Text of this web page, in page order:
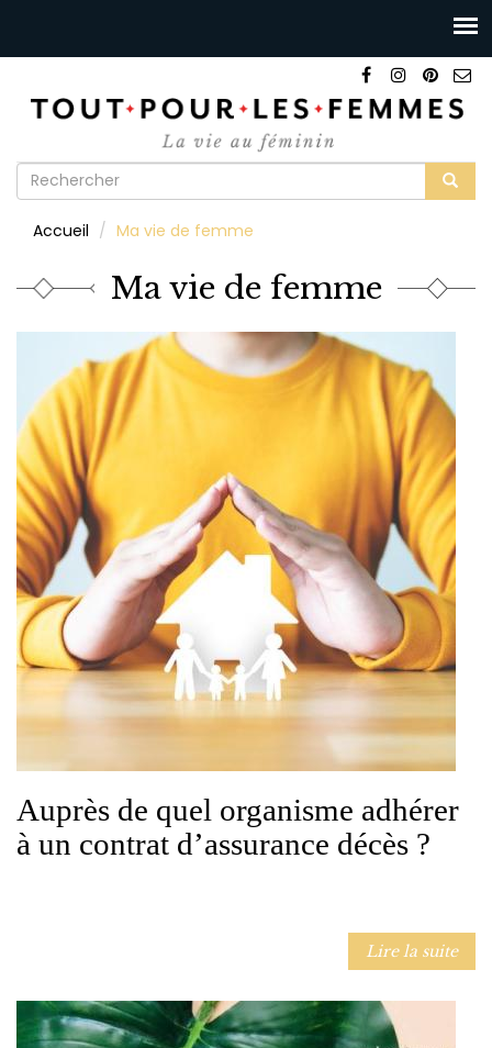
Formulaire
recherche
Accueil Ma vie de femme
Ma vie de femme
Auprès de quel organisme adhérer
à un contrat d’assurance décès ?
Lire la suite